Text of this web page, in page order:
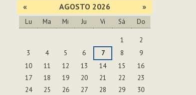
« AGOSTO 2026 »
Lu Ma Mi Ju Vi Sá Do
1
2
3
4 5 6 7 8
9
10
11 12 13 14 15
16
17
18 19 20 21 22
23
24
25 26 27 28 29
30